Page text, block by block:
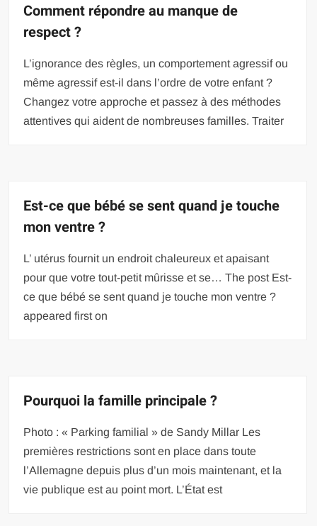
Comment répondre au manque de
respect ?
L’ignorance des règles, un comportement agressif ou
même agressif est-il dans l’ordre de votre enfant ?
Changez votre approche et passez à des méthodes
attentives qui aident de nombreuses familles. Traiter
Est-ce que bébé se sent quand je touche
mon ventre ?
L’ utérus fournit un endroit chaleureux et apaisant
pour que votre tout-petit mûrisse et se… The post Est-
ce que bébé se sent quand je touche mon ventre ?
appeared first on
Pourquoi la famille principale ?
Photo : « Parking familial » de Sandy Millar Les
premières restrictions sont en place dans toute
l’Allemagne depuis plus d’un mois maintenant, et la
vie publique est au point mort. L’État est